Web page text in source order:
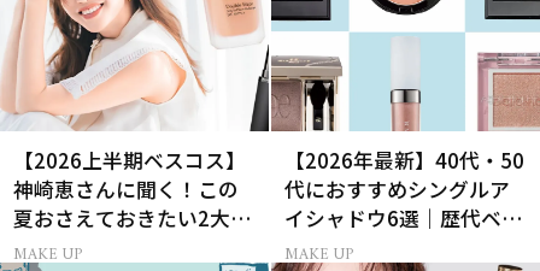
【2026上半期ベスコス】
神崎恵さんに聞く！この
夏おさえておきたい2大メ
イクトレンド
MAKE UP
【2026年最新】40代・50
代におすすめシングルア
イシャドウ6選｜歴代ベス
トコスメ受賞まとめ
MAKE UP